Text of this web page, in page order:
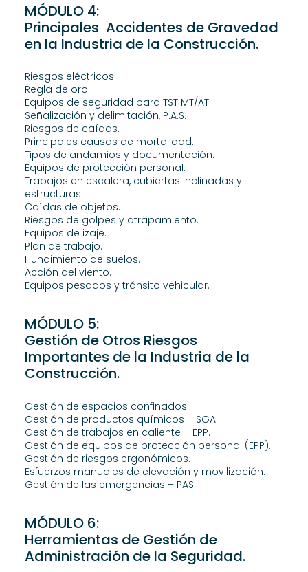
MÓDULO 4:
Principales Accidentes de Gravedad
en la Industria de la Construcción.
Riesgos eléctricos.
Regla de oro.
Equipos de seguridad para TST MT/AT.
Señalización y delimitación, P.A.S.
Riesgos de caídas.
Principales causas de mortalidad.
Tipos de andamios y documentación.
Equipos de protección personal.
Trabajos en escalera, cubiertas inclinadas y
estructuras.
Caídas de objetos.
Riesgos de golpes y atrapamiento.
Equipos de izaje.
Plan de trabajo.
Hundimiento de suelos.
Acción del viento.
Equipos pesados y tránsito vehicular.
MÓDULO 5:
Gestión de Otros Riesgos
Importantes de la Industria de la
Construcción.
Gestión de espacios confinados.
Gestión de productos químicos – SGA.
Gestión de trabajos en caliente – EPP.
Gestión de equipos de protección personal (EPP).
Gestión de riesgos ergonómicos.
Esfuerzos manuales de elevación y movilización.
Gestión de las emergencias – PAS.
MÓDULO 6:
Herramientas de Gestión de
Administración de la Seguridad.